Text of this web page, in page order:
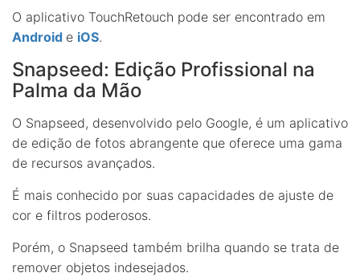
O aplicativo TouchRetouch pode ser encontrado em
Android e iOS.
Snapseed: Edição Profissional na
Palma da Mão
O Snapseed, desenvolvido pelo Google, é um aplicativo
de edição de fotos abrangente que oferece uma gama
de recursos avançados.
É mais conhecido por suas capacidades de ajuste de
cor e filtros poderosos.
Porém, o Snapseed também brilha quando se trata de
remover objetos indesejados.